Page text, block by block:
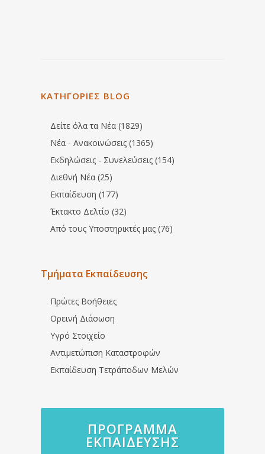
ΚΑΤΗΓΟΡΙΕΣ BLOG
Δείτε όλα τα Νέα (1829)
Νέα - Ανακοινώσεις (1365)
Εκδηλώσεις - Συνελεύσεις (154)
Διεθνή Νέα (25)
Εκπαίδευση (177)
Έκτακτο Δελτίο (32)
Από τους Υποστηρικτές μας (76)
Τμήματα Εκπαίδευσης
Πρώτες Βοήθειες
Ορεινή Διάσωση
Υγρό Στοιχείο
Αντιμετώπιση Καταστροφών
Εκπαίδευση Τετράποδων Μελών
ΠΡΌΓΡΑΜΜΑ
ΕΚΠΑΊΔΕΥΣΗΣ